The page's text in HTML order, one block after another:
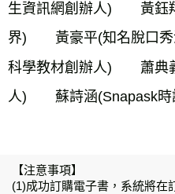
生資訊網創辦人)　　黃
界)　　黃豪平(知名脫口
科學教材創辦人)　　蕭典
人)　　蘇詩涵(Snapask
【注意事項】
(1)成功訂購電子書，系統將在